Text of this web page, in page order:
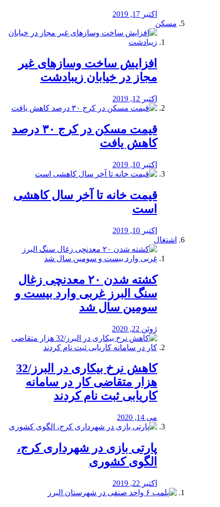
اکتبر 17, 2019
مسکن
افزایش ساخت وسازهای غیر
مجاز در خیابان زیبادشت
اکتبر 12, 2019
️قیمت مسکن در کرج ۳۰ درصد
کاهش یافت
اکتبر 10, 2019
قیمت خانه تا آخر سال کاهشی
است
اکتبر 10, 2019
اشتغال
کشته شدن ۲۰ معدنچی زغال
سنگ البرز غربی وارد بیست و
سومین سال شد
ژوئن 22, 2020
کاهش نرخ بیکاری در البرز/32
هزار متقاضی کار در سامانه
کاریابی ثبت نام کردند
می 14, 2020
پارتی بازی در شهرداری کرج،
الگوی کشوری
اکتبر 22, 2019